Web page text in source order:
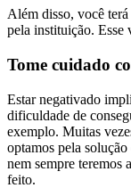
Além disso, você
pela instituição. Esse
Tome cuidado
Estar negativado
dificuldade de
exemplo. Muitas
optamos pela
nem sempre teremos
feito.